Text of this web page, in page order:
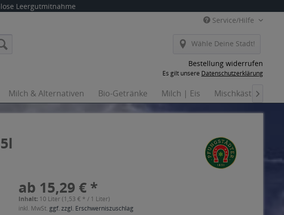
Leergutmitnahme
Service/Hilfe
Wähle Deine Stadt!
Bestellung widerrufen
Es gilt unsere Datenschutzerklärung
Milch & Alternativen Bio-Getränke Milch | Eis Mischkästen

ab 15,29 € *
Inhalt: 10 Liter (1,53 € * / 1 Liter)
inkl. MwSt. ggf. zzgl. Erschwerniszuschlag